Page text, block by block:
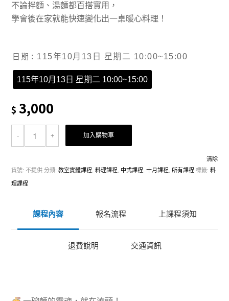
不論拌麵、湯麵都百搭實用，
學會後在家就能快速變化出一桌暖心料理！
日期 : 115年10月13日 星期二 10:00~15:00
115年10月13日 星期二 10:00~15:00
清除
$ 3,000
加入購物車
貨號:不提供 分類:教室實體課程,料理課程, 中式課程,十月課程,所有課程 標籤:料
理課程
課程內容 報名流程 上課程須知
退費說明 交通資訊